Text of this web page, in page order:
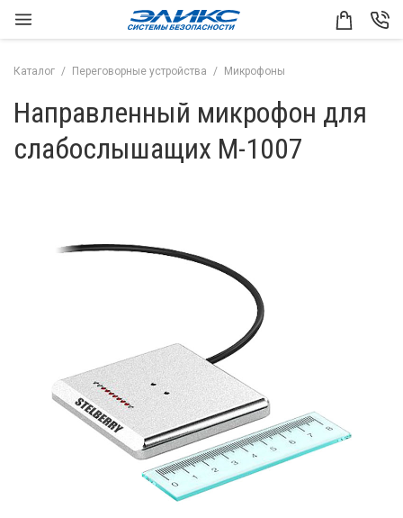
Каталог Переговорные устройства Микрофоны
Направленный микрофон для
слабослышащих M-1007